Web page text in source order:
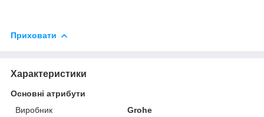
Приховати
Характеристики
Основні атрибути
Виробник
Grohe